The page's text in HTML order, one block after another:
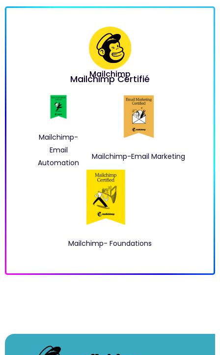
Mailchimp
Mailchimp Certifié
Mailchimp-
Email
Automation
Mailchimp-Email Marketing
Mailchimp- Foundations